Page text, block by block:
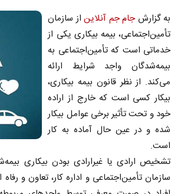
به گزارشجام جم آنلایناز سازمان
تأمین‌اجتماعی، بیمه بیکاری یکی از
خدماتی است که تأمین‌اجتماعی به
بیمه‌شدگان واجد شرایط ارائه
می‌کند. از نظر قانون بیمه بیکاری،
بیکار کسی است که خارج از اراده
خود و تحت تأثیر برخی عوامل بیکار
شده و در عین حال آماده به کار
است.
تشخیص ارادی یا غیرارادی بودن بیکاری
سازمان تأمین‌اجتماعی و اداره کار، تعاون و